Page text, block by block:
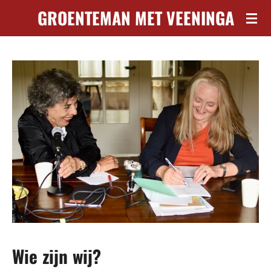
direct
hoofdinhoud
GROENTEMAN MET VEENINGA
Wie zijn wij?